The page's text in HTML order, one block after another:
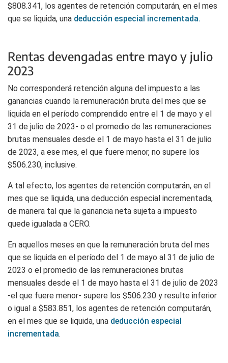
$808.341, los agentes de retención computarán, en el mes
que se liquida, una deducción especial incrementada.
Rentas devengadas entre mayo y julio
2023
No corresponderá retención alguna del impuesto a las
ganancias cuando la remuneración bruta del mes que se
liquida en el período comprendido entre el 1 de mayo y el
31 de julio de 2023- o el promedio de las remuneraciones
brutas mensuales desde el 1 de mayo hasta el 31 de julio
de 2023, a ese mes, el que fuere menor, no supere los
$506.230, inclusive.
A tal efecto, los agentes de retención computarán, en el
mes que se liquida, una deducción especial incrementada,
de manera tal que la ganancia neta sujeta a impuesto
quede igualada a CERO.
En aquellos meses en que la remuneración bruta del mes
que se liquida en el período del 1 de mayo al 31 de julio de
2023 o el promedio de las remuneraciones brutas
mensuales desde el 1 de mayo hasta el 31 de julio de 2023
-el que fuere menor- supere los $506.230 y resulte inferior
o igual a $583.851, los agentes de retención computarán,
en el mes que se liquida, una deducción especial
incrementada.